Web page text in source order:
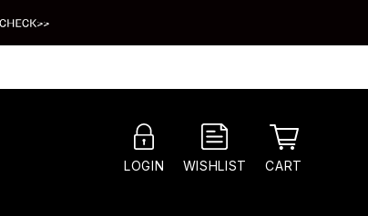
LOGIN WISHLIST CART